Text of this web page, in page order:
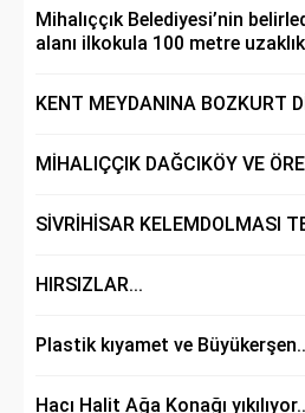
Mihalıççık Belediyesi’nin
alanı ilkokula 100 metre
KENT MEYDANINA BOZKURT
MİHALIÇÇIK DAĞCIKÖY VE
SİVRİHİSAR KELEMDOLMASI
HIRSIZLAR...
Plastik kıyamet ve
Hacı Halit Ağa Konağı